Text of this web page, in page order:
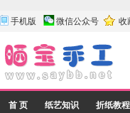
手机版 微信公众号 收
首 页 纸艺知识 折纸教程